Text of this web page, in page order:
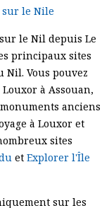
sur le Nile
le Nil depuis Le
principaux sites
Vous pouvez
à Assouan,
anciens
à Louxor et
sites
et Explorer l'Île
sur les